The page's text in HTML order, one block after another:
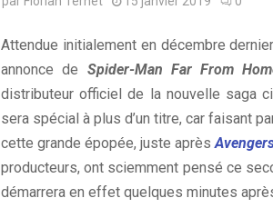
Attendue initialement en décembre
annonce de Spider-Man Far From
distributeur officiel de la nouvelle saga
sera spécial à plus d’un titre, car faisant
cette grande épopée, juste après
producteurs, ont sciemment pensé ce
démarrera en effet quelques minutes